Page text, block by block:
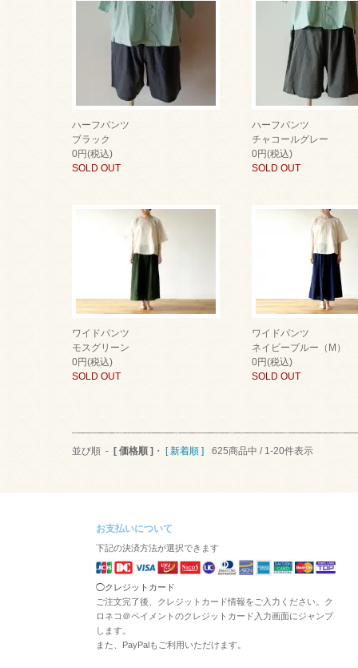
ハーフパンツ
ブラック
0円(税込)
SOLD OUT
ハーフパンツ
チャコールグレー
0円(税込)
SOLD OUT
ワイドパンツ
モスグリーン
0円(税込)
SOLD OUT
ワイドパンツ
ネイビーブルー（M）
0円(税込)
SOLD OUT
並び順 - [ 価格順 ] ・ [ 新着順 ] 625商品中 / 1-20件表示
お支払いについて
下記の決済方法が選択できます
◯クレジットカード
ご注文完了後、クレジットカード情報をご入力ください。ク
ロネコ＠ペイメントのクレジットカード入力画面にジャンプ
します。
また、PayPalもご利用いただけます。